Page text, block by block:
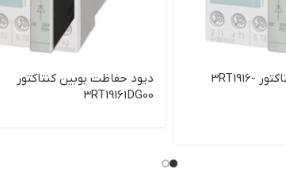
دیود حفاظت بوبین کنتاکتور 3RT1916-
دیود حفاظت بوبین کنتاکتور
3RT19161DG00